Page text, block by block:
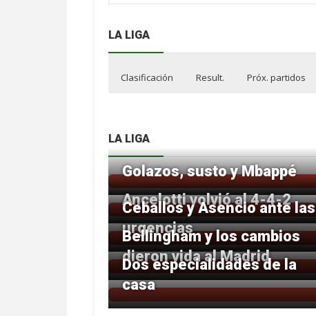
LA LIGA
Clasificación Result. Próx. partidos
LA LIGA
Golazos, susto y Mbappé
Ancelotti volvió al 4-4-2
Ceballos y Asencio ante las
urgencias
Bellingham y los cambios
dieron vida al Madrid
Dos especialidades de la
casa